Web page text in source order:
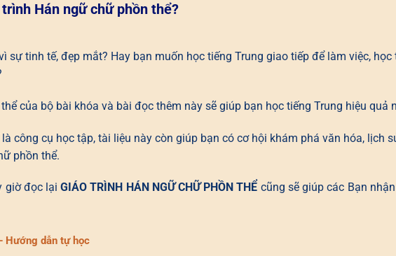
Hán ngữ chữ phồn thể?
sự tinh tế, đẹp mắt? Hay bạn muốn học tiếng Trung giao tiếp để làm việc, học
của bộ bài khóa và bài đọc thêm này sẽ giúp bạn học tiếng Trung hiệu quả
công cụ học tập, tài liệu này còn giúp bạn có cơ hội khám phá văn hóa, lịch
phồn thể.
giờ đọc lạiGIÁO TRÌNH HÁN NGỮ CHỮ PHỒN THỂ cũng sẽ giúp các Bạn
Hướng dẫn tự học